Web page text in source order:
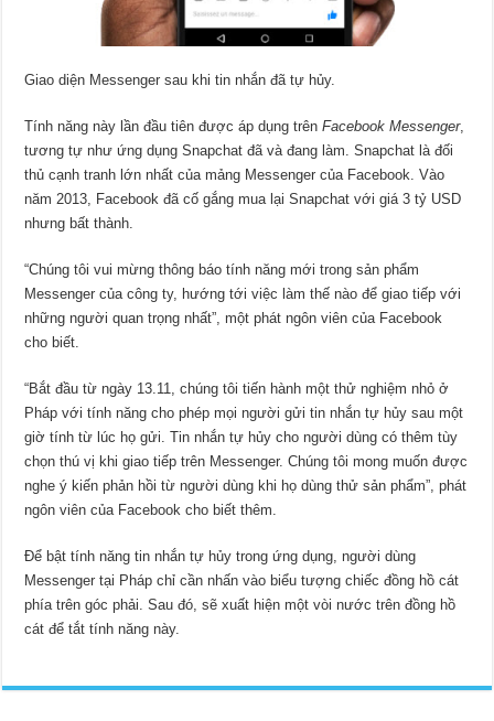
Giao diện Messenger sau khi tin nhắn đã tự hủy.
Tính năng này lần đầu tiên được áp dụng trênFacebook Messenger,
tương tự như ứng dụng Snapchat đã và đang làm. Snapchat là đối
thủ cạnh tranh lớn nhất của mảng Messenger của Facebook. Vào
năm 2013, Facebook đã cố gắng mua lại Snapchat với giá 3 tỷ USD
nhưng bất thành.
“Chúng tôi vui mừng thông báo tính năng mới trong sản phẩm
Messenger của công ty, hướng tới việc làm thế nào để giao tiếp với
những người quan trọng nhất”, một phát ngôn viên của Facebook
cho biết.
“Bắt đầu từ ngày 13.11, chúng tôi tiến hành một thử nghiệm nhỏ ở
Pháp với tính năng cho phép mọi người gửi tin nhắn tự hủy sau một
giờ tính từ lúc họ gửi. Tin nhắn tự hủy cho người dùng có thêm tùy
chọn thú vị khi giao tiếp trên Messenger. Chúng tôi mong muốn được
nghe ý kiến ​​phản hồi từ người dùng khi họ dùng thử sản phẩm”, phát
ngôn viên của Facebook cho biết thêm.
Để bật tính năng tin nhắn tự hủy trong ứng dụng, người dùng
Messenger tại Pháp chỉ cần nhấn vào biểu tượng chiếc đồng hồ cát
phía trên góc phải. Sau đó, sẽ xuất hiện một vòi nước trên đồng hồ
cát để tắt tính năng này.